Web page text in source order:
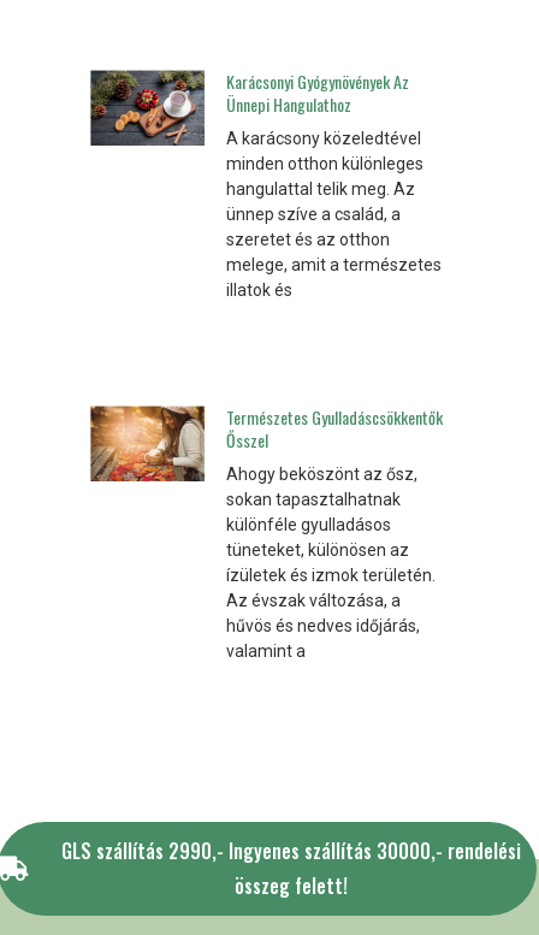
Karácsonyi Gyógynövények Az
Ünnepi Hangulathoz
A karácsony közeledtével
minden otthon különleges
hangulattal telik meg. Az
ünnep szíve a család, a
szeretet és az otthon
melege, amit a természetes
illatok és
Természetes Gyulladáscsökkentők
Ősszel
Ahogy beköszönt az ősz,
sokan tapasztalhatnak
különféle gyulladásos
tüneteket, különösen az
ízületek és izmok területén.
Az évszak változása, a
hűvös és nedves időjárás,
valamint a
GLS szállítás 2990,- Ingyenes szállítás 30000,- rendelési
összeg felett!